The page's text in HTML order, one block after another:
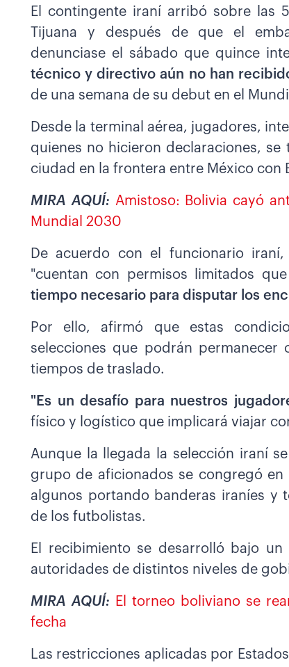
El contingente iraní arribó sobre las
Tijuana y después de que el
denunciase el sábado que quince
técnico y directivo aún no han
de una semana de su debut en el
Desde la terminal aérea, jugadores,
quienes no hicieron declaraciones,
ciudad en la frontera entre México con
MIRA AQUÍ: Amistoso: Bolivia cayó
Mundial 2030
De acuerdo con el funcionario
"cuentan con permisos limitados
tiempo necesario para disputar los
Por ello, afirmó que estas
selecciones que podrán
tiempos de traslado.
"Es un desafío para nuestros
físico y logístico que implicará viajar
Aunque la llegada la selección iraní
grupo de aficionados se congregó
algunos portando banderas iraníes y
de los futbolistas.
El recibimiento se desarrolló bajo
autoridades de distintos niveles de
MIRA AQUÍ: El torneo boliviano se
fecha
Las restricciones aplicadas por